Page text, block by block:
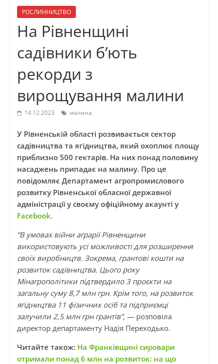
РОСЛИННИЦТВО
На Рівненщині
садівники б’ють
рекорди з
вирощування малини
14.12.2023 малина
У Рівненській області розвивається сектор
садівництва та ягідництва, який охоплює площу
приблизно 500 гектарів. На них понад половину
насаджень припадає на малину. Про це
повідомляє Департамент агропромислового
розвитку Рівненської обласної державної
адміністрації у своєму офіційному акаунті у
Facebook.
“В умовах війни аграрії Рівненщини
використовують усі можливості для розширення
своїх виробництв. Зокрема, грантові кошти на
розвиток садівництва. Цього року
Мінагрополітики підтвердило 3 проєкти на
загальну суму 8,7 млн грн. Крім того, на розвиток
ягідництва 11 фізичних осіб та підприємці
залучили 2,5 млн грн грантів”, — розповіла
директор департаменту Надія Переходько.
Читайте також: На Франківщині сировари
отримали понад 6 млн на розвиток: на що